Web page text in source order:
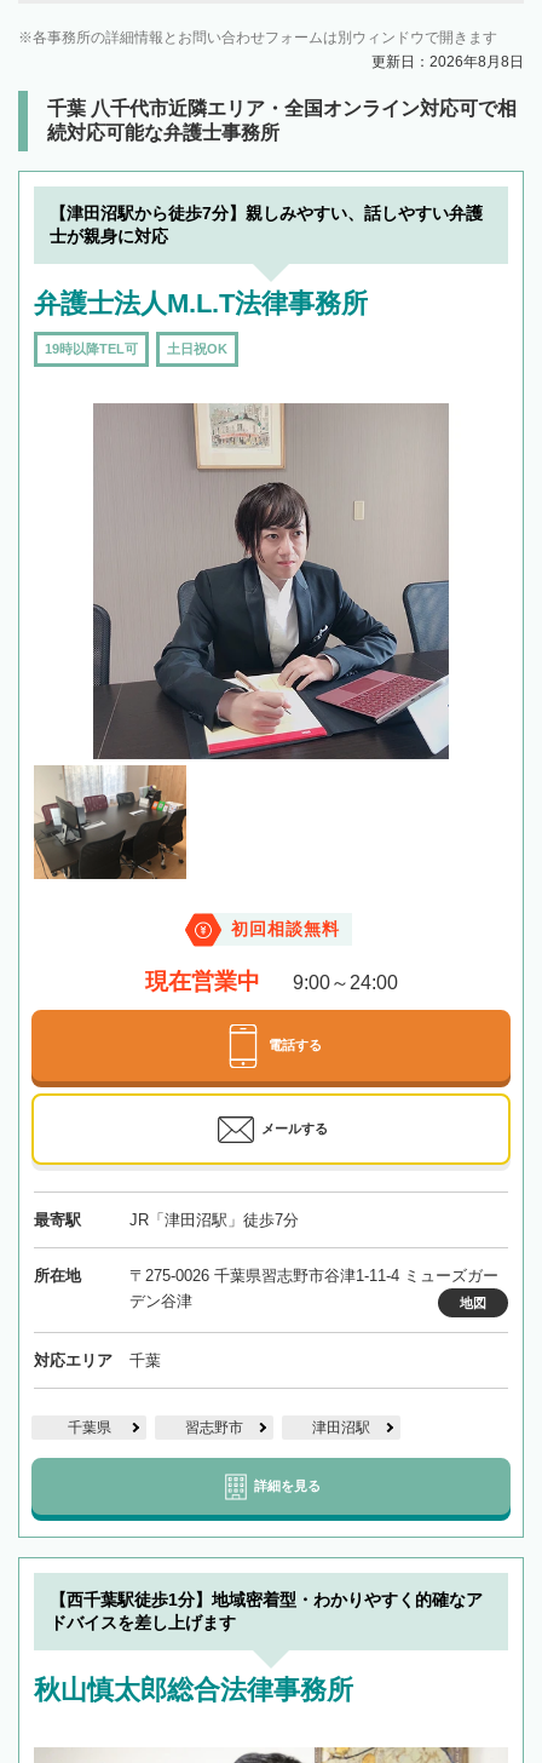
各事務所の詳細情報とお問い合わせフォームは別ウィンドウで開きます
更新日：2026年8月8日
千葉 八千代市近隣エリア・全国オンライン対応可で相
続対応可能な弁護士事務所
【津田沼駅から徒歩7分】親しみやすい、話しやすい弁護
士が親身に対応
弁護士法人M.L.T法律事務所
19時以降TEL可 土日祝OK
初回相談無料
現在営業中 9:00～24:00
電話する
メールする
最寄駅 JR「津田沼駅」徒歩7分
所在地
〒275-0026 千葉県習志野市谷津1-11-4 ミューズガー
デン谷津
地図
対応エリア 千葉
千葉県 習志野市 津田沼駅
詳細を見る
【西千葉駅徒歩1分】地域密着型・わかりやすく的確なア
ドバイスを差し上げます
秋山慎太郎総合法律事務所